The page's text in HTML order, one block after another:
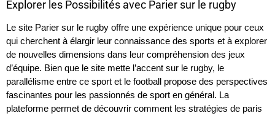
Explorer les Possibilités avec Parier sur le rugby
Le site Parier sur le rugby offre une expérience unique pour ceux
qui cherchent à élargir leur connaissance des sports et à explorer
de nouvelles dimensions dans leur compréhension des jeux
d’équipe. Bien que le site mette l’accent sur le rugby, le
parallélisme entre ce sport et le football propose des perspectives
fascinantes pour les passionnés de sport en général. La
plateforme permet de découvrir comment les stratégies de paris